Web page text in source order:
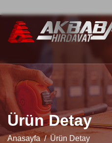
Ürün Detay
Anasayfa Ürün Detay